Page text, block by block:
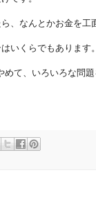
、なんとかお金を工
いくらでもあります。
て、いろいろな問題